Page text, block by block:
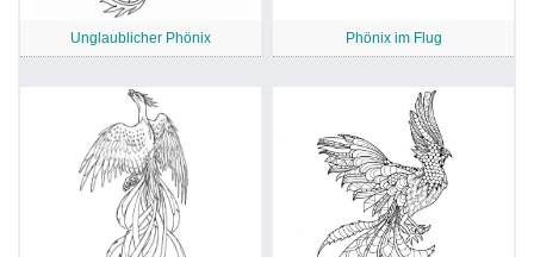
Unglaublicher Phönix Phönix im Flug